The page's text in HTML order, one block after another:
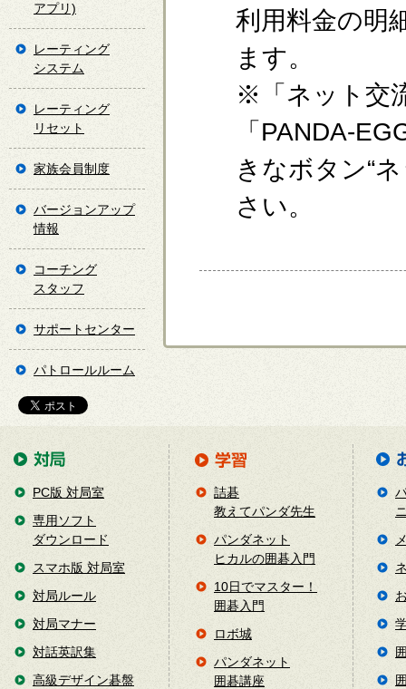
利用料金の明
ます。
※「ネット交
「PANDA-
きなボタン“
さい。
アプリ)
レーティング
システム
レーティング
リセット
家族会員制度
バージョンアップ
情報
コーチング
スタッフ
サポートセンター
パトロールルーム
PC版 対局室
専用ソフト
ダウンロード
スマホ版 対局室
対局ルール
対局マナー
対話英訳集
高級デザイン碁盤
詰碁
教えてパンダ先生
パンダネット
ヒカルの囲碁入門
10日でマスター！
囲碁入門
ロボ城
パンダネット
囲碁講座